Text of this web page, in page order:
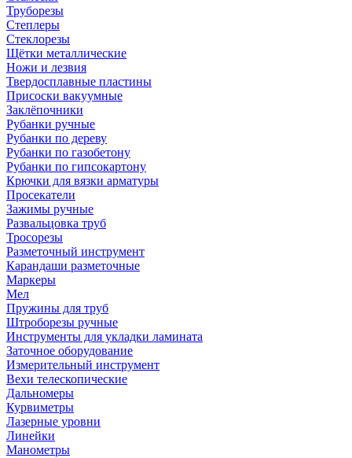
Труборезы
Степлеры
Стеклорезы
Щётки металлические
Ножи и лезвия
Твердосплавные пластины
Присоски вакуумные
Заклёпочники
Рубанки ручные
Рубанки по дереву
Рубанки по газобетону
Рубанки по гипсокартону
Крючки для вязки арматуры
Просекатели
Зажимы ручные
Развальцовка труб
Тросорезы
Разметочный инструмент
Карандаши разметочные
Маркеры
Мел
Пружины для труб
Штроборезы ручные
Инструменты для укладки ламината
Заточное оборудование
Измерительный инструмент
Вехи телескопические
Дальномеры
Курвиметры
Лазерные уровни
Линейки
Манометры